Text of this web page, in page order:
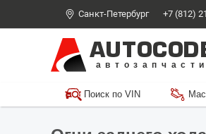
Санкт-Петербург +7 (812)
автозапчасти
Поиск по VIN